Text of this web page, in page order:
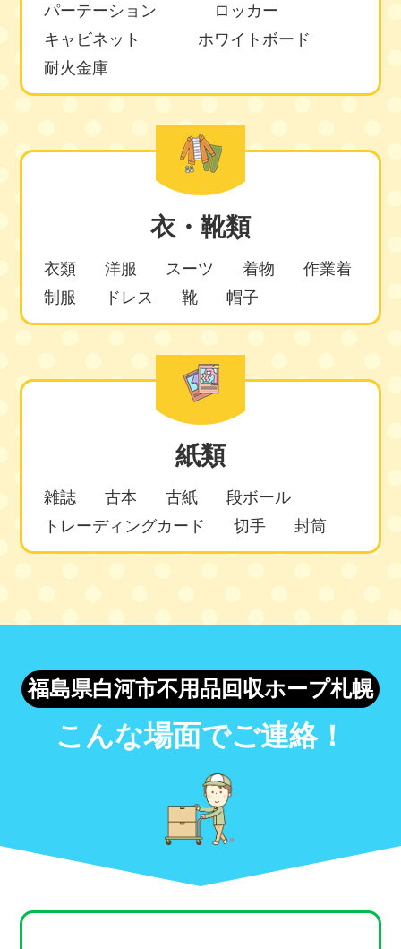
パーテーション
ロッカー
キャビネット
ホワイトボード
耐火金庫
衣・靴類
衣類 洋服 スーツ 着物
作業着
制服
ドレス 靴 帽子
紙類
雑誌 古本 古紙
段ボール
トレーディングカード
切手 封筒
福島県白河市不用品回収ホープ札幌
こんな場面でご連絡！